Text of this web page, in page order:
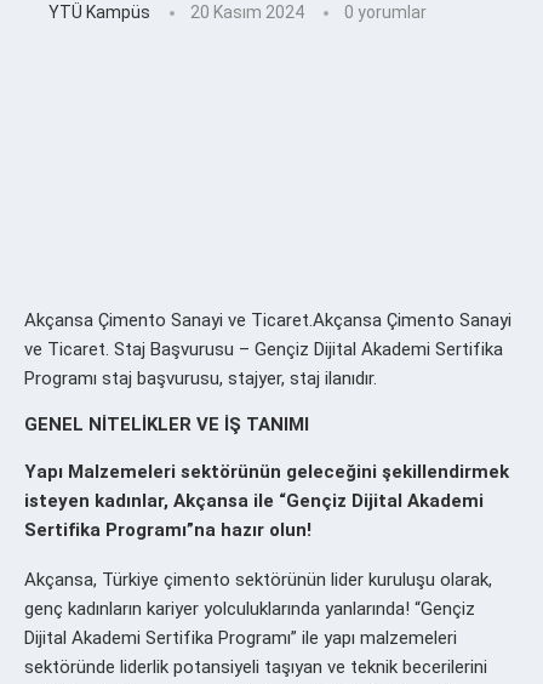
YTÜ Kampüs 20 Kasım 2024 0 yorumlar
Akçansa Çimento Sanayi ve Ticaret.Akçansa Çimento Sanayi
ve Ticaret. Staj Başvurusu – Gençiz Dijital Akademi Sertifika
Programı staj başvurusu, stajyer, staj ilanıdır.
GENEL NİTELİKLER VE İŞ TANIMI
Yapı Malzemeleri sektörünün geleceğini şekillendirmek
isteyen kadınlar, Akçansa ile “Gençiz Dijital Akademi
Sertifika Programı”na hazır olun!
Akçansa, Türkiye çimento sektörünün lider kuruluşu olarak,
genç kadınların kariyer yolculuklarında yanlarında! “Gençiz
Dijital Akademi Sertifika Programı” ile yapı malzemeleri
sektöründe liderlik potansiyeli taşıyan ve teknik becerilerini